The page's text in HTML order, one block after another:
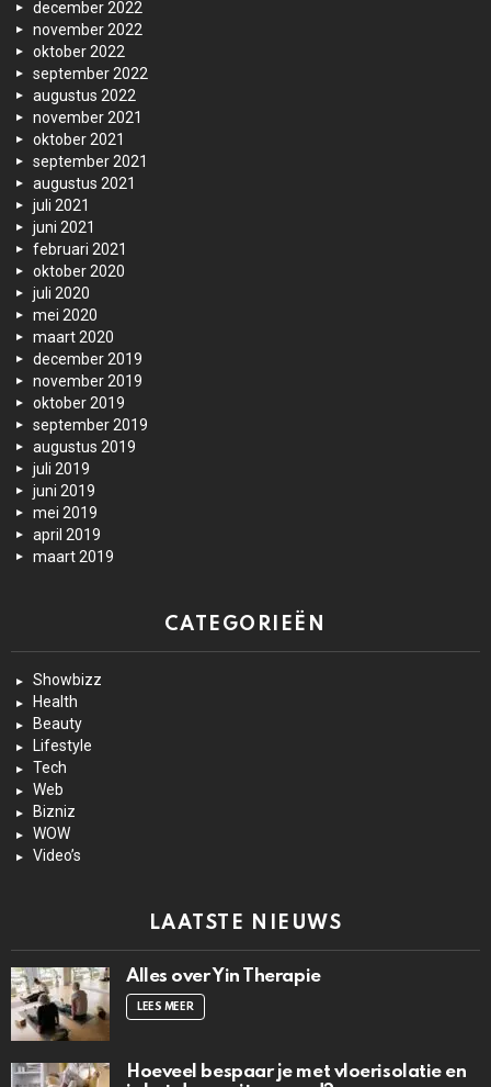
december 2022
november 2022
oktober 2022
september 2022
augustus 2022
november 2021
oktober 2021
september 2021
augustus 2021
juli 2021
juni 2021
februari 2021
oktober 2020
juli 2020
mei 2020
maart 2020
december 2019
november 2019
oktober 2019
september 2019
augustus 2019
juli 2019
juni 2019
mei 2019
april 2019
maart 2019
CATEGORIEËN
Showbizz
Health
Beauty
Lifestyle
Tech
Web
Bizniz
WOW
Video’s
LAATSTE NIEUWS
Alles over Yin Therapie
LEES MEER
Hoeveel bespaar je met vloerisolatie en